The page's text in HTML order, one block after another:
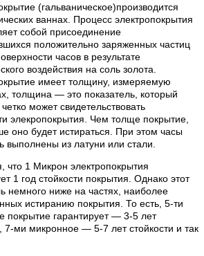
(гальваническое)производится
ваннах. Процесс электропокрытия
собой присоединение
положительно заряженных частиц
часов в результате
воздействия на соль золота.
имеет толщину, измеряемую
толщина — это показатель, который
может свидетельствовать
элекропокрытия. Чем толще покрытие,
оно будет истираться. При этом часы
выполнены из латуни или стали.
что 1 Микрон электропокрытия
1 год стойкости покрытия. Однако этот
немного ниже на частях, наиболее
истиранию покрытия. То есть, 5-ти
покрытие гарантирует — 3-5 лет
7-ми микронное — 5-7 лет стойкости и так